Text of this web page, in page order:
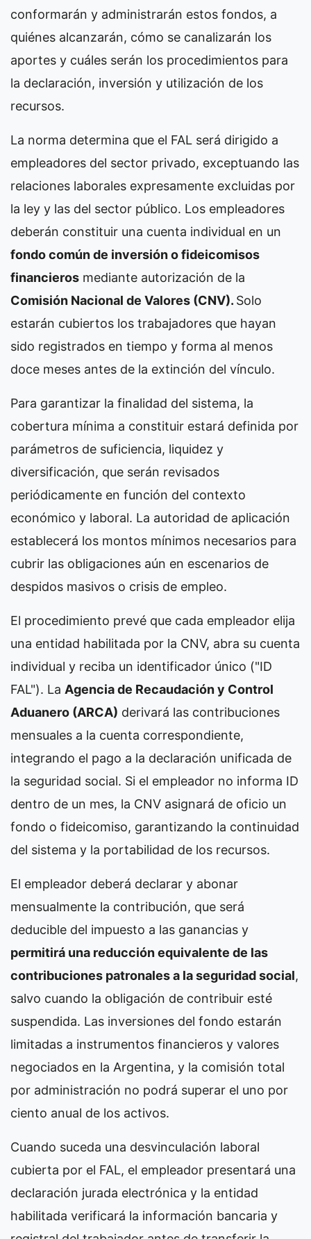
conformarán y administrarán estos fondos, a
quiénes alcanzarán, cómo se canalizarán los
aportes y cuáles serán los procedimientos para
la declaración, inversión y utilización de los
recursos.
La norma determina que el FAL será dirigido a
empleadores del sector privado, exceptuando las
relaciones laborales expresamente excluidas por
la ley y las del sector público. Los empleadores
deberán constituir una cuenta individual en un
fondo común de inversión o fideicomisos
financieros mediante autorización de la
Comisión Nacional de Valores (CNV). Solo
estarán cubiertos los trabajadores que hayan
sido registrados en tiempo y forma al menos
doce meses antes de la extinción del vínculo.
Para garantizar la finalidad del sistema, la
cobertura mínima a constituir estará definida por
parámetros de suficiencia, liquidez y
diversificación, que serán revisados
periódicamente en función del contexto
económico y laboral. La autoridad de aplicación
establecerá los montos mínimos necesarios para
cubrir las obligaciones aún en escenarios de
despidos masivos o crisis de empleo.
El procedimiento prevé que cada empleador elija
una entidad habilitada por la CNV, abra su cuenta
individual y reciba un identificador único ("ID
FAL"). La Agencia de Recaudación y Control
Aduanero (ARCA) derivará las contribuciones
mensuales a la cuenta correspondiente,
integrando el pago a la declaración unificada de
la seguridad social. Si el empleador no informa ID
dentro de un mes, la CNV asignará de oficio un
fondo o fideicomiso, garantizando la continuidad
del sistema y la portabilidad de los recursos.
El empleador deberá declarar y abonar
mensualmente la contribución, que será
deducible del impuesto a las ganancias y
permitirá una reducción equivalente de las
contribuciones patronales a la seguridad social,
salvo cuando la obligación de contribuir esté
suspendida. Las inversiones del fondo estarán
limitadas a instrumentos financieros y valores
negociados en la Argentina, y la comisión total
por administración no podrá superar el uno por
ciento anual de los activos.
Cuando suceda una desvinculación laboral
cubierta por el FAL, el empleador presentará una
declaración jurada electrónica y la entidad
habilitada verificará la información bancaria y